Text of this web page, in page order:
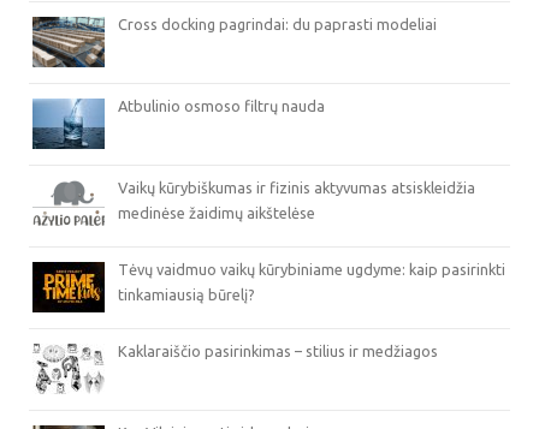
Cross docking pagrindai: du paprasti modeliai
Atbulinio osmoso filtrų nauda
Vaikų kūrybiškumas ir fizinis aktyvumas atsiskleidžia
medinėse žaidimų aikštelėse
Tėvų vaidmuo vaikų kūrybiniame ugdyme: kaip pasirinkti
tinkamiausią būrelį?
Kaklaraiščio pasirinkimas – stilius ir medžiagos